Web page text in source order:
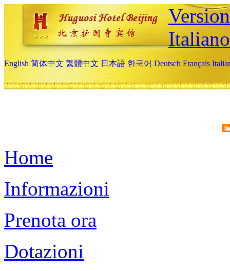
Italiano
English 简体中文 繁體中文 日本語 한국어 Deutsch Français
Home
Informazioni
Prenota ora
Dotazioni